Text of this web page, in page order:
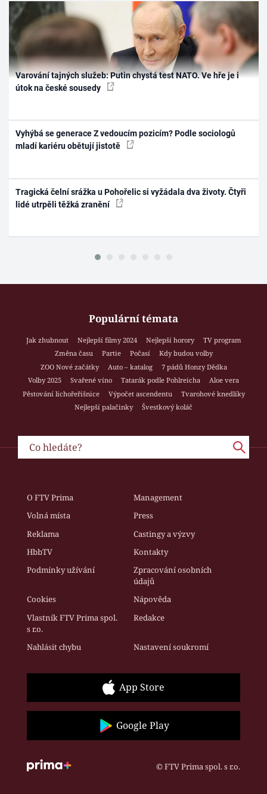
Varování tajných služeb: Putin chystá test NATO. Ve hře je i
útok na české sousedy
Vyhýbá se generace Z vedoucím pozicím? Podle sociologů
mladí kariéru obětují jistotě
Tragická čelní srážka u Pohořelic si vyžádala dva životy. Čtyři
lidé utrpěli těžká zranění
Populární témata
Jak zhubnout Nejlepší filmy 2024 Nejlepší horory
TV program
Změna času
Partie Počasí
Kdy budou volby
ZOO Nové začátky
Auto – katalog
7 pádů Honzy Dědka
Volby 2025
Svařené víno Tatarák podle Pohlreicha
Aloe vera
Pěstování lichořeřišnice
Výpočet ascendentu
Tvarohové knedlíky
Nejlepší palačinky
Švestkový koláč
O FTV Prima
Management
Volná místa
Press
Reklama
Castingy a výzvy
HbbTV
Kontakty
Podmínky užívání
Zpracování osobních
údajů
Cookies
Nápověda
Vlastník FTV Prima spol.
s r.o.
Redakce
Nahlásit chybu Nastavení soukromí
App Store
Google Play
© FTV Prima spol. s r.o.